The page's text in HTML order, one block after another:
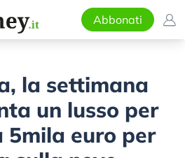
Abbonati
la settimana
un lusso per
5mila euro per